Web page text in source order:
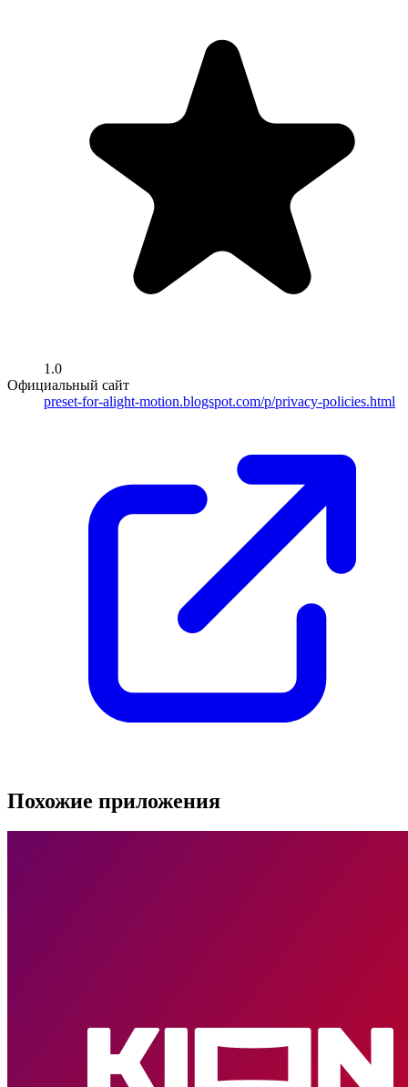
1.0
Официальный сайт
preset-for-alight-motion.blogspot.com/p/privacy-policies.html
Похожие приложения